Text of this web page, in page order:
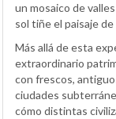
un mosaico de
sol tiñe el paisaje
Más allá de esta
extraordinario
con frescos,
ciudades
cómo distintas